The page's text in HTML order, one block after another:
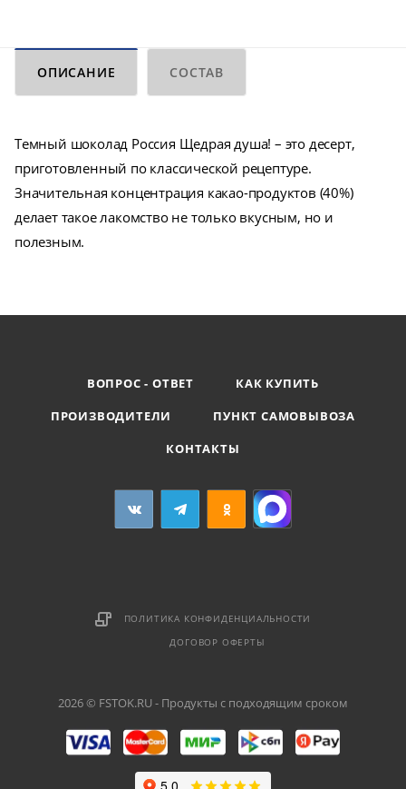
ОПИСАНИЕ СОСТАВ
Темный шоколад Россия Щедрая душа! – это десерт,
приготовленный по классической рецептуре.
Значительная концентрация какао-продуктов (40%)
делает такое лакомство не только вкусным, но и
полезным.
ВОПРОС - ОТВЕТ
КАК КУПИТЬ
ПРОИЗВОДИТЕЛИ
ПУНКТ САМОВЫВОЗА
КОНТАКТЫ
ПОЛИТИКА КОНФИДЕНЦИАЛЬНОСТИ
ДОГОВОР ОФЕРТЫ
2026 © FSTOK.RU - Продукты с подходящим сроком